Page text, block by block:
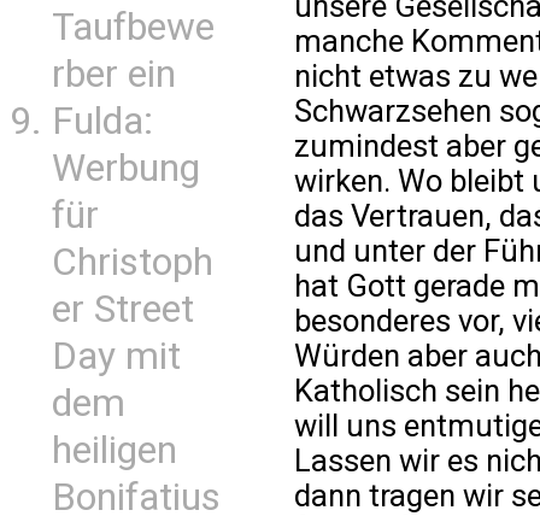
Taufbewe
rber ein
Fulda:
Werbung
für
Christoph
er Street
Day mit
dem
heiligen
Bonifatius
manche
nicht etwas zu
Schwarzsehen
zumindest aber
wirken. Wo bleibt
das Vertrauen,
und unter der
hat Gott gerade
besonderes vor,
Würden aber
Katholisch sein
will uns
Lassen wir es
dann tragen wir